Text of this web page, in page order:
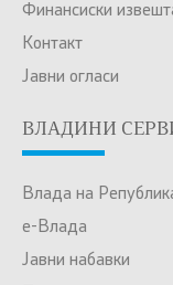
Финансиски
Контакт
Јавни огласи
ВЛАДИНИ
Влада на
е-Влада
Јавни набавки